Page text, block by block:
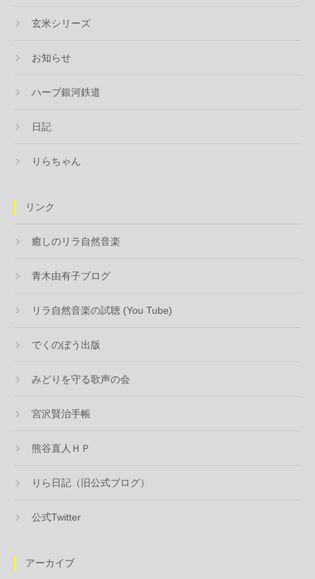
玄米シリーズ
お知らせ
ハーブ銀河鉄道
日記
りらちゃん
リンク
癒しのリラ自然音楽
青木由有子ブログ
リラ自然音楽の試聴 (You Tube)
でくのぼう出版
みどりを守る歌声の会
宮沢賢治手帳
熊谷直人ＨＰ
りら日記（旧公式ブログ）
公式Twitter
アーカイブ